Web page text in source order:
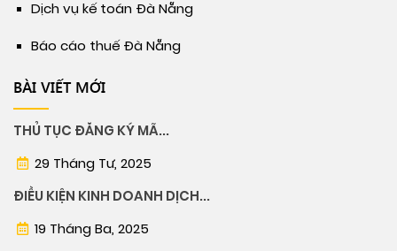
Dịch vụ kế toán Đà Nẵng
Báo cáo thuế Đà Nẵng
BÀI VIẾT MỚI
THỦ TỤC ĐĂNG KÝ MÃ...
29 Tháng Tư, 2025
ĐIỀU KIỆN KINH DOANH DỊCH...
19 Tháng Ba, 2025